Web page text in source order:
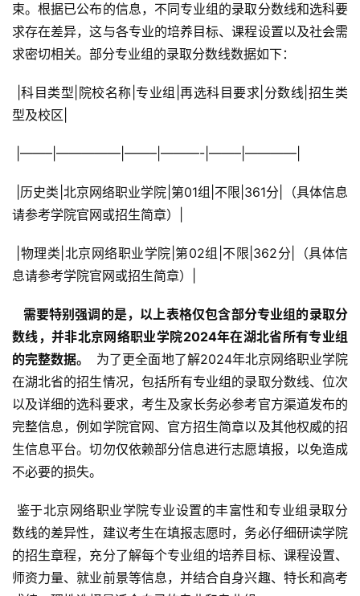
束。根据已公布的信息，不同专业组的录取分数线和选科要
求存在差异，这与各专业的培养目标、课程设置以及社会需
求密切相关。部分专业组的录取分数线数据如下：
型及校区|
|——–|—————|——–|———-|——–|————|
请参考学院官网或招生简章）|
息请参考学院官网或招生简章）|
  需要特别强调的是，以上表格仅包含部分专业组的录取分
数线，并非北京网络职业学院2024年在湖北省所有专业组
的完整数据。
为了更全面地了解2024年北京网络职业学院
在湖北省的招生情况，包括所有专业组的录取分数线、位次
以及详细的选科要求，考生及家长务必参考官方渠道发布的
完整信息，例如学院官网、官方招生简章以及其他权威的招
生信息平台。切勿仅依赖部分信息进行志愿填报，以免造成
不必要的损失。
数线的差异性，建议考生在填报志愿时，务必仔细研读学院
的招生章程，充分了解每个专业组的培养目标、课程设置、
师资力量、就业前景等信息，并结合自身兴趣、特长和高考